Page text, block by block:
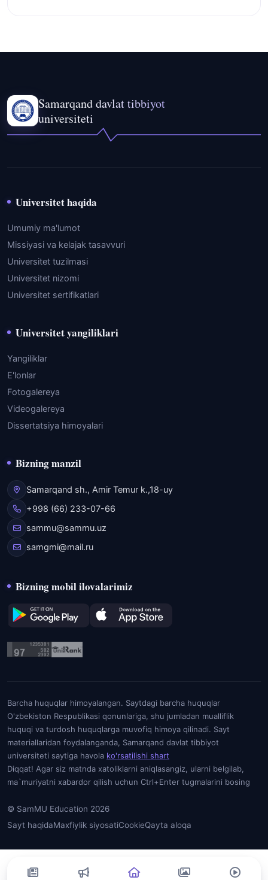
Samarqand davlat tibbiyot
universiteti
Universitet haqida
Umumiy ma'lumot
Missiyasi va kelajak tasavvuri
Universitet tuzilmasi
Universitet nizomi
Universitet sertifikatlari
Universitet yangiliklari
Yangiliklar
E'lonlar
Fotogalereya
Videogalereya
Dissertatsiya himoyalari
Bizning manzil
Samarqand sh., Amir Temur k.,18-uy
+998 (66) 233-07-66
sammu@sammu.uz
samgmi@mail.ru
Bizning mobil ilovalarimiz
Barcha huquqlar himoyalangan. Saytdagi barcha huquqlar
O'zbekiston Respublikasi qonunlariga, shu jumladan mualliflik
huquqi va turdosh huquqlarga muvofiq himoya qilinadi. Sayt
materiallaridan foydalanganda, Samarqand davlat tibbiyot
universiteti saytiga havola ko'rsatilishi shart
Diqqat! Agar siz matnda xatoliklarni aniqlasangiz, ularni belgilab,
ma`muriyatni xabardor qilish uchun Ctrl+Enter tugmalarini bosing
© SamMU Education 2026
Sayt haqidaMaxfiylik siyosatiCookieQayta aloqa